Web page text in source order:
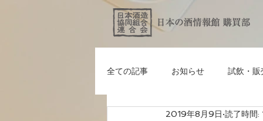
全ての記事 お知らせ 試飲・販
2019年8月9日 読了時間: